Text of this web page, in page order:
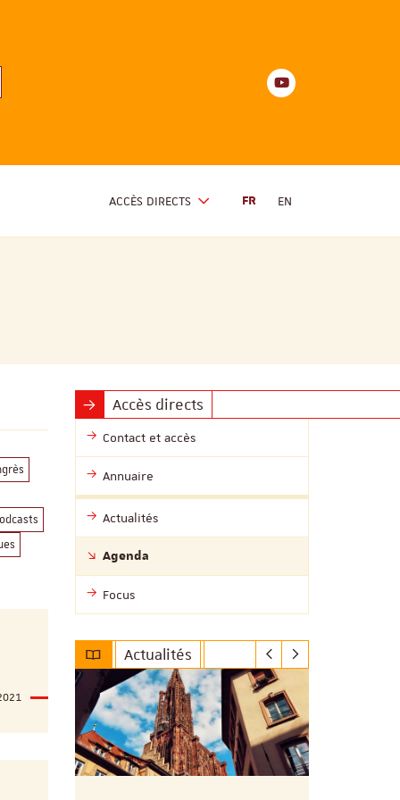
Youtube
ACCÈS DIRECTS FR EN
Accès directs
Contact et accès
Annuaire
Actualités
Agenda
Focus
Actualités